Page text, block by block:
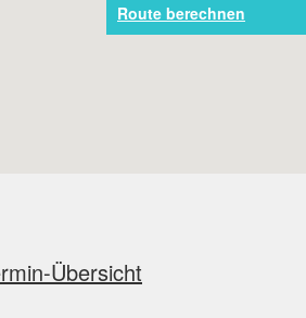
Route berechnen
Übersicht